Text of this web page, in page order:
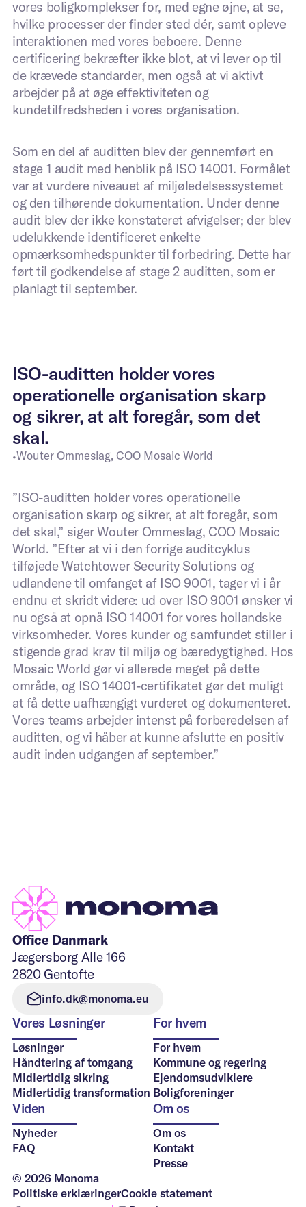
vores boligkomplekser for, med egne øjne, at se,
hvilke processer der finder sted dér, samt opleve
interaktionen med vores beboere. Denne
certificering bekræfter ikke blot, at vi lever op til
de krævede standarder, men også at vi aktivt
arbejder på at øge effektiviteten og
kundetilfredsheden i vores organisation.
Som en del af auditten blev der gennemført en
stage 1 audit med henblik på ISO 14001. Formålet
var at vurdere niveauet af miljøledelsessystemet
og den tilhørende dokumentation. Under denne
audit blev der ikke konstateret afvigelser; der blev
udelukkende identificeret enkelte
opmærksomhedspunkter til forbedring. Dette har
ført til godkendelse af stage 2 auditten, som er
planlagt til september.
ISO-auditten holder vores
operationelle organisation skarp
og sikrer, at alt foregår, som det
skal.
•Wouter Ommeslag, COO Mosaic World
”ISO-auditten holder vores operationelle
organisation skarp og sikrer, at alt foregår, som
det skal,” siger Wouter Ommeslag, COO Mosaic
World. ”Efter at vi i den forrige auditcyklus
tilføjede Watchtower Security Solutions og
udlandene til omfanget af ISO 9001, tager vi i år
endnu et skridt videre: ud over ISO 9001 ønsker vi
nu også at opnå ISO 14001 for vores hollandske
virksomheder. Vores kunder og samfundet stiller i
stigende grad krav til miljø og bæredygtighed. Hos
Mosaic World gør vi allerede meget på dette
område, og ISO 14001-certifikatet gør det muligt
at få dette uafhængigt vurderet og dokumenteret.
Vores teams arbejder intenst på forberedelsen af
auditten, og vi håber at kunne afslutte en positiv
audit inden udgangen af september.”
Office Danmark
Jægersborg Alle 166
2820 Gentofte
info.dk@monoma.eu
Vores Løsninger
Løsninger
Håndtering af tomgang
Midlertidig sikring
Midlertidig transformation
For hvem
For hvem
Kommune og regering
Ejendomsudviklere
Boligforeninger
Viden
Nyheder
FAQ
Om os
Om os
Kontakt
Presse
© 2026 Monoma
Politiske erklæringerCookie statement
Telefon *
Mere information om dit projekt
Ja, jeg accepterer privatlivspolitikken
Send